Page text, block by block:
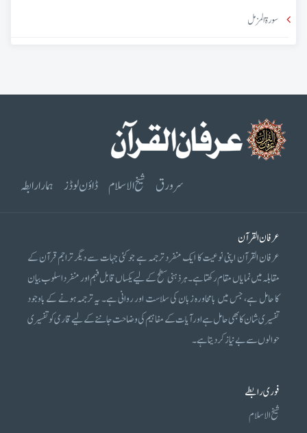
سورۃ المزمل
سرورق شیخ الاسلام ڈاؤن لوڈز ہمارا رابطہ
عرفان القرآن
عرفان القرآن اپنی نوعیت کا ایک منفرد ترجمہ ہے جو کئی جہات سے دیگر تراجم قرآن کے
مقابلہ میں نمایاں مقام رکھتا ہے۔ ہر ذہنی سطح کے لیے یکساں قابل فہم اور منفرد اسلوب بیان
کا حامل ہے، جس میں بامحاورہ زبان کی سلاست اور روانی ہے۔ یہ ترجمہ ہونے کے باوجود
تفسیری شان کا بھی حامل ہے اور آیات کے مفاہیم کی وضاحت جاننے کے لیے قاری کو تفسیری
حوالوں سے بے نیاز کر دیتا ہے۔
فوری رابطے
شیخ الاسلام